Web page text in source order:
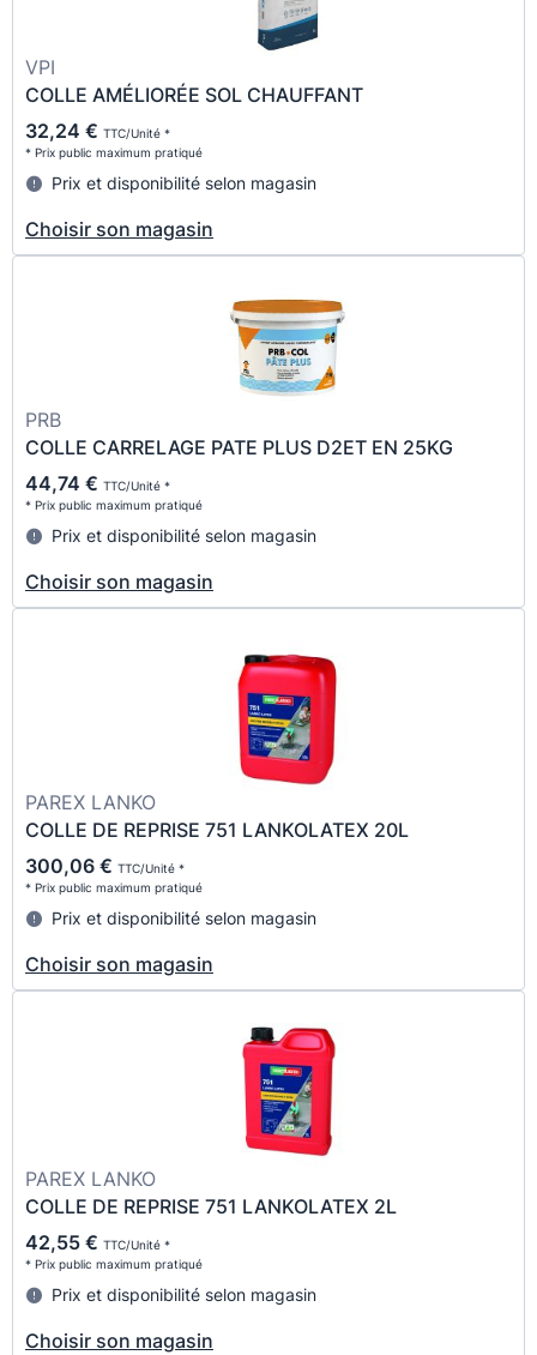
VPI
COLLE AMÉLIORÉE SOL CHAUFFANT
32,24 € TTC/Unité *
* Prix public maximum pratiqué
Prix et disponibilité selon magasin
Choisir son magasin
PRB
COLLE CARRELAGE PATE PLUS D2ET EN 25KG
44,74 € TTC/Unité *
* Prix public maximum pratiqué
Prix et disponibilité selon magasin
Choisir son magasin
PAREX LANKO
COLLE DE REPRISE 751 LANKOLATEX 20L
300,06 € TTC/Unité *
* Prix public maximum pratiqué
Prix et disponibilité selon magasin
Choisir son magasin
PAREX LANKO
COLLE DE REPRISE 751 LANKOLATEX 2L
42,55 € TTC/Unité *
* Prix public maximum pratiqué
Prix et disponibilité selon magasin
Choisir son magasin